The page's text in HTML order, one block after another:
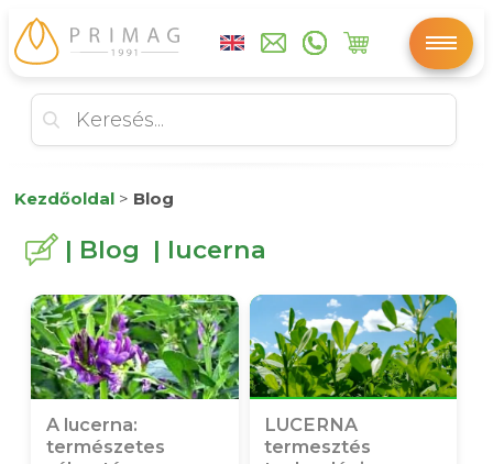
Kezdőoldal > Blog
| Blog | lucerna
A lucerna:
természetes
LUCERNA
termesztés